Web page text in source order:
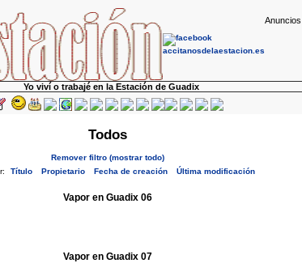
Yo viví o trabajé en la Estación de Guadix
Todos
Remover filtro (mostrar todo)
Título Propietario Fecha de creación Última modificación
Vapor en Guadix 06
Vapor en Guadix 07